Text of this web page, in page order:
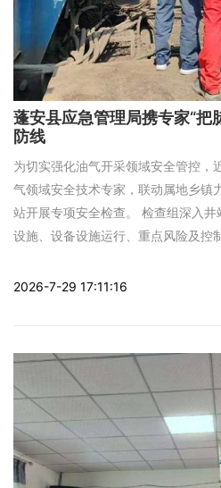
蓬安县应急管理局携专家“把
防线
为切实强化油气开采领域安全管控，
气领域安全技术专家，联动属地乡镇
站开展专项安全检查。 检查组深入
设施、设备设施运行、重点风险及
2026-7-29 17:11:16